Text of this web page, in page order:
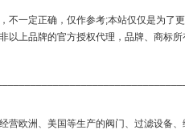
不一定正确，仅作参考;本站仅仅是为了
以上品牌的官方授权代理，品牌、商标
营欧洲、美国等生产的阀门、过滤设备